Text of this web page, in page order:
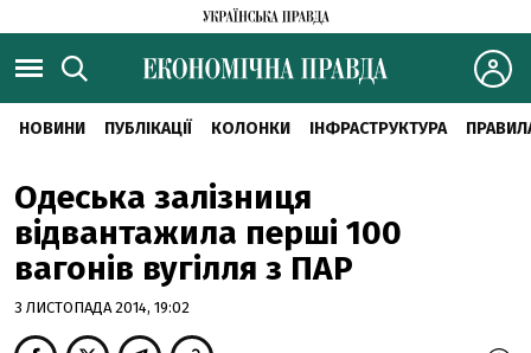
НОВИНИ ПУБЛІКАЦІЇ КОЛОНКИ ІНФРАСТРУКТУРА
Одеська залізниця
відвантажила перші 100
вагонів вугілля з ПАР
3 ЛИСТОПАДА 2014, 19:02